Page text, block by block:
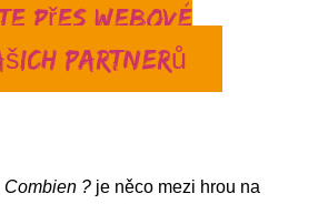
přes webové
partnerů
Combien ? je něco mezi hrou na